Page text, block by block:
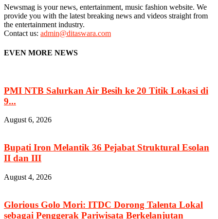
Newsmag is your news, entertainment, music fashion website. We
provide you with the latest breaking news and videos straight from
the entertainment industry.
Contact us: admin@ditaswara.com
EVEN MORE NEWS
PMI NTB Salurkan Air Besih ke 20 Titik Lokasi di
9...
August 6, 2026
Bupati Iron Melantik 36 Pejabat Struktural Esolan
II dan III
August 4, 2026
Glorious Golo Mori: ITDC Dorong Talenta Lokal
sebagai Penggerak Pariwisata Berkelanjutan